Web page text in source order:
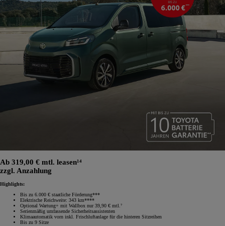
Ab 319,00 € mtl. leasen¹⁴
zzgl. Anzahlung
Highlights:
Bis zu 6.000 € staatliche Förderung***
Elektrische Reichweite: 343 km****
Optional Wartung+ mit Wallbox nur 39,90 € mtl.⁷
Serienmäßig umfassende Sicherheitsassistenten
Klimaautomatik vorn inkl. Frischluftanlage für die hinteren Sitzreihen
Bis zu 9 Sitze